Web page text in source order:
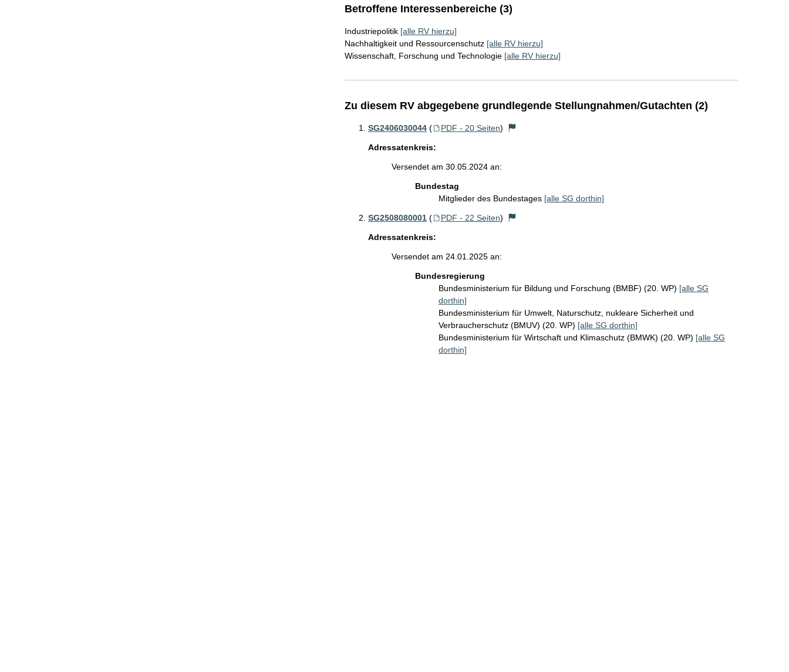
Betroffene Interessenbereiche (3)
Industriepolitik [alle RV hierzu]
Nachhaltigkeit und Ressourcenschutz [alle RV hierzu]
Wissenschaft, Forschung und Technologie [alle RV hierzu]
Zu diesem RV abgegebene grundlegende Stellungnahmen/Gutachten (2)
SG2406030044 ( PDF - 20 Seiten)
Adressatenkreis:
Versendet am 30.05.2024 an:
Bundestag
Mitglieder des Bundestages [alle SG dorthin]
SG2508080001 ( PDF - 22 Seiten)
Adressatenkreis:
Versendet am 24.01.2025 an:
Bundesregierung
Bundesministerium für Bildung und Forschung (BMBF) (20. WP) [alle SG
dorthin]
Bundesministerium für Umwelt, Naturschutz, nukleare Sicherheit und
Verbraucherschutz (BMUV) (20. WP) [alle SG dorthin]
Bundesministerium für Wirtschaft und Klimaschutz (BMWK) (20. WP) [alle SG
dorthin]